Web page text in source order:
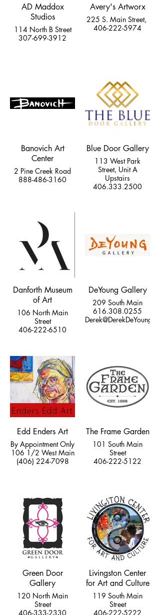
AD Maddox
Studios
114 North B Street
307-699-3912
Avery's Artworx
225 S. Main Street,
406-222-5974
Banovich Art
Center
2 Pine Creek Road
888-486-3160
Blue Door Gallery
113 West Park
Street, Unit A
Upstairs
406.333.2500
Danforth Museum
of Art
106 North Main
Street
406-222-6510
DeYoung Gallery
209 South Main
616.308.0255
Edd Enders Art
By Appointment Only
106 1/2 West Main
(406) 224-7098
The Frame Garden
101 South Main
Street
406-222-5122
Green Door
Gallery
120 North Main
Street
406-333-2330
Livingston Center
for Art and Culture
119 South Main
Street
406-222-5222